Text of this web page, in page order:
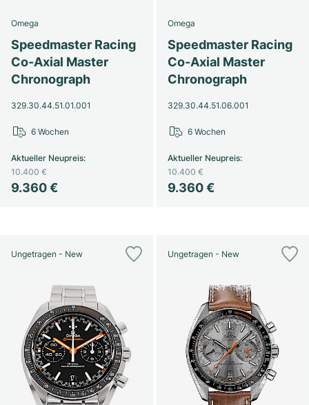
Omega
Speedmaster Racing
Co-Axial Master
Chronograph
329.30.44.51.01.001
9.360 €
Aktueller Neupreis:
10.400 €
6 Wochen
Omega
Speedmaster Racing
Co-Axial Master
Chronograph
329.30.44.51.06.001
9.360 €
Aktueller Neupreis:
10.400 €
6 Wochen
Ungetragen - New Ungetragen - New